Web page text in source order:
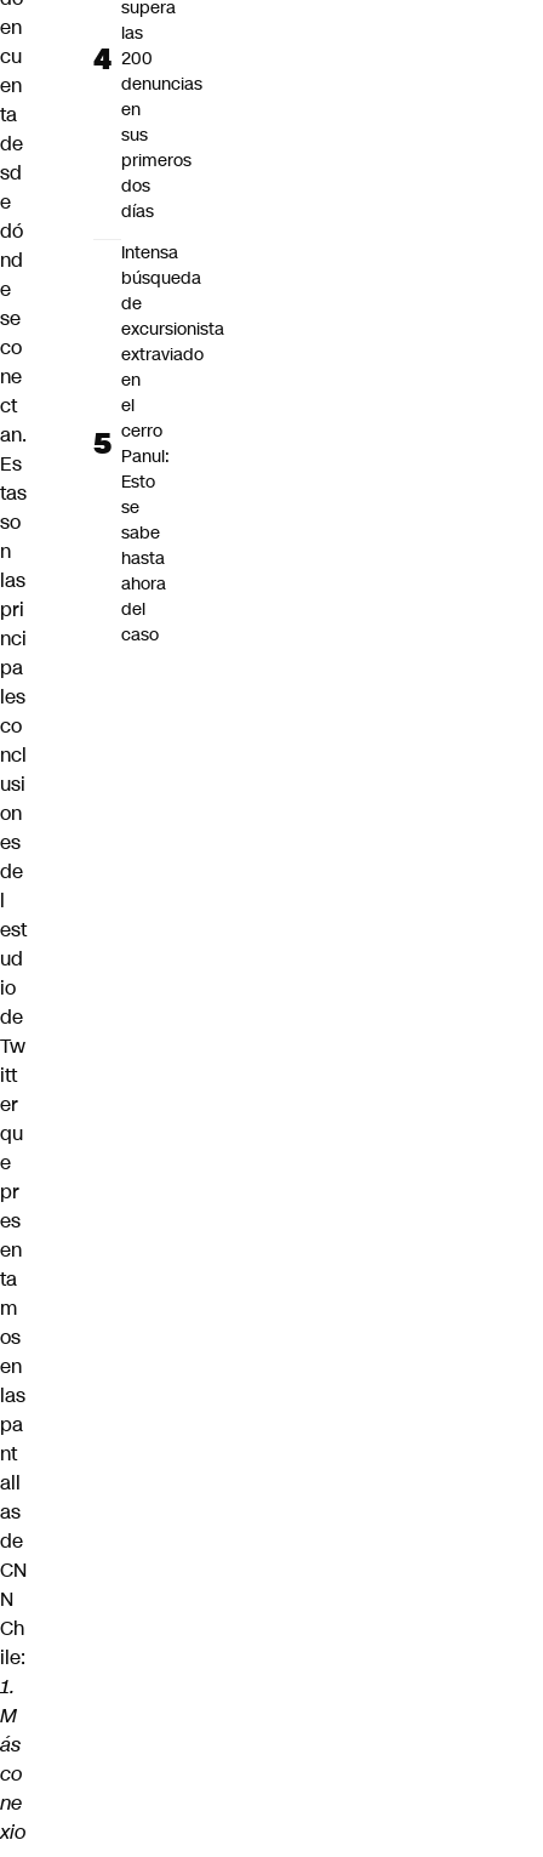
en
cu
en
ta
de
sd
e
dó
nd
e
se
co
ne
ct
an.
Es
tas
so
n
las
pri
nci
pa
les
co
ncl
usi
on
es
de
l
est
ud
io
de
Tw
itt
er
qu
e
pr
es
en
ta
m
os
en
las
pa
nt
all
as
de
CN
N
Ch
ile:
1.
M
ás
co
ne
xio
supera
las
200
denuncias
en
sus
primeros
dos
días
Intensa
búsqueda
de
excursionista
extraviado
en
el
cerro
Panul:
Esto
se
sabe
hasta
ahora
del
caso